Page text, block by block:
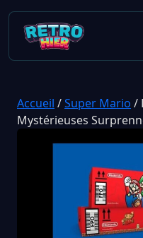
Accueil /Super Mario /
Mystérieuses